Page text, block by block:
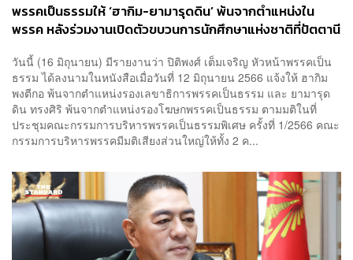
พรรคเป็นธรรมให้ ‘ฮากิม-ยามารุดดิน’ พ้นจากตำแหน่งใน
พรรค หลังร่วมงานเปิดตัวขบวนการนักศึกษาแห่งชาติที่ปัตตานี
แยกดินแดน
วันนี้ (16 มิถุนายน) มีรายงานว่า ปิติพงศ์ เต็มเจริญ หัวหน้าพรรคเป็น
ธรรม ได้ลงนามในหนังสือเมื่อวันที่ 12 มิถุนายน 2566 แจ้งให้ ฮากิม
พงตีกอ พ้นจากตำแหน่งรองเลขาธิการพรรคเป็นธรรม และ ยามารุด
ดิน ทรงศิริ พ้นจากตำแหน่งรองโฆษกพรรคเป็นธรรม ตามมติในที่
ประชุมคณะกรรมการบริหารพรรคเป็นธรรมพิเศษ​ ครั้งที่ 1/2566 คณะ
กรรมการบริหารพรรคมีมติเสียงส่วนใหญ่ให้ทั้ง 2 ค...